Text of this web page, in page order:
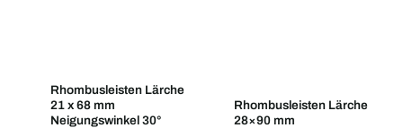
Rhombusleisten Lärche
21 x 68 mm
Neigungswinkel 30°
Rhombusleisten Lärche
28×90 mm